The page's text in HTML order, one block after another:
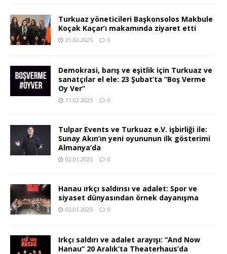
Turkuaz yöneticileri Başkonsolos Makbule
Koçak Kaçar’ı makamında ziyaret etti
21.02.2025 0
Demokrasi, barış ve eşitlik için Turkuaz ve
sanatçılar el ele: 23 Şubat’ta “Boş Verme
Oy Ver”
11.02.2025 0
Tulpar Events ve Turkuaz e.V. işbirliği ile:
Sunay Akın’ın yeni oyununun ilk gösterimi
Almanya’da
02.01.2025 0
Hanau ırkçı saldırısı ve adalet: Spor ve
siyaset dünyasından örnek dayanışma
02.01.2025 0
Irkçı saldırı ve adalet arayışı: “And Now
Hanau” 20 Aralık’ta Theaterhaus’da